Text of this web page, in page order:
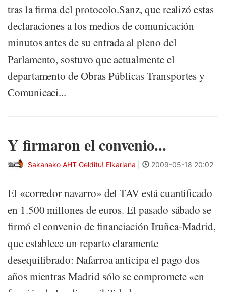
tras la firma del protocolo.Sanz, que realizó estas
declaraciones a los medios de comunicación
minutos antes de su entrada al pleno del
Parlamento, sostuvo que actualmente el
departamento de Obras Públicas Transportes y
Comunicaci...
Y firmaron el convenio...
Sakanako AHT Gelditu! Elkarlana 2009-05-18 20:02
El «corredor navarro» del TAV está cuantificado
en 1.500 millones de euros. El pasado sábado se
firmó el convenio de financiación Iruñea-Madrid,
que establece un reparto claramente
desequilibrado: Nafarroa anticipa el pago dos
años mientras Madrid sólo se compromete «en